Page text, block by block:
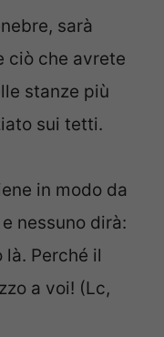
sarà
ciò che avrete
stanze più
sui tetti.
in modo da
nessuno dirà:
là. Perché il
a voi! (Lc,